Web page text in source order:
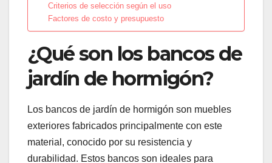
Criterios de selección según el uso
Factores de costo y presupuesto
¿Qué son los bancos de
jardín de hormigón?
Los bancos de jardín de hormigón son muebles
exteriores fabricados principalmente con este
material, conocido por su resistencia y
durabilidad. Estos bancos son ideales para